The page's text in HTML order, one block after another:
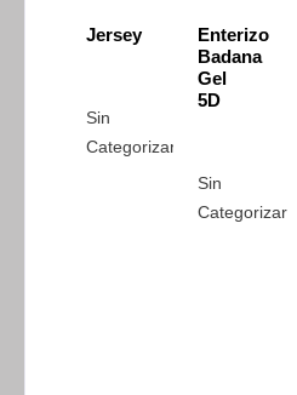
Jersey
Sin
Categorizar
Enterizo
Badana
Gel
5D
Sin
Categorizar